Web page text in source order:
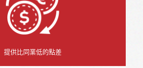
提供比同業低的點差